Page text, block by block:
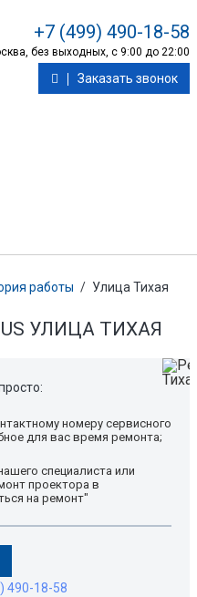
+7 (499) 490-18-58
без выходных, с 9:00 до 22:00
Заказать звонок
работы / Улица Тихая
УЛИЦА ТИХАЯ
номеру сервисного
для вас время ремонта;
специалиста или
проектора в
на ремонт"
490-18-58